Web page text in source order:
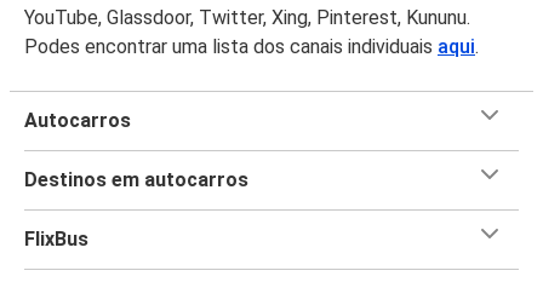
YouTube, Glassdoor, Twitter, Xing, Pinterest, Kununu.
Podes encontrar uma lista dos canais individuais aqui.
Autocarros
Destinos em autocarros
FlixBus